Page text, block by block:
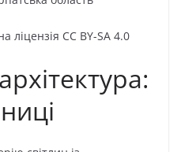
ліцензія CC BY-SA 4.0